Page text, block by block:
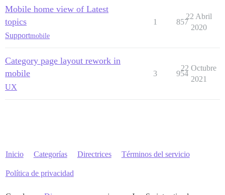
Mobile home view of Latest
topics
Supportmobile
1 857
22 Abril
2020
Category page layout rework in
mobile
UX
3 954
22 Octubre
2021
Inicio Categorías Directrices Términos del servicio
Política de privacidad